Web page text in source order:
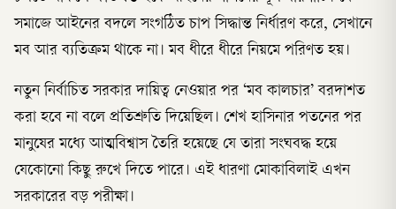
সমাজে আইনের বদলে সংগঠিত চাপ সিদ্ধান্ত নির্ধারণ করে, সেখানে
মব আর ব্যতিক্রম থাকে না। মব ধীরে ধীরে নিয়মে পরিণত হয়।
নতুন নির্বাচিত সরকার দায়িত্ব নেওয়ার পর ‘মব কালচার’ বরদাশত
করা হবে না বলে প্রতিশ্রুতি দিয়েছিল। শেখ হাসিনার পতনের পর
মানুষের মধ্যে আত্মবিশ্বাস তৈরি হয়েছে যে তারা সংঘবদ্ধ হয়ে
যেকোনো কিছু রুখে দিতে পারে। এই ধারণা মোকাবিলাই এখন
সরকারের বড় পরীক্ষা।